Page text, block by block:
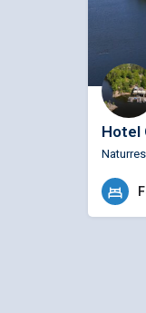
Hotel
+43